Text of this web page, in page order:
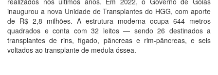
inaugurou a nova Unidade de Transplantes do HGG, com aporte
de R$ 2,8 milhões. A estrutura moderna ocupa 644 metros
quadrados e conta com 32 leitos — sendo 26 destinados a
transplantes de rins, fígado, pâncreas e rim-pâncreas, e seis
voltados ao transplante de medula óssea.